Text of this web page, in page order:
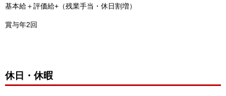
基本給＋評価給+（残業手当・休日割増）
賞与年2回
休日・休暇